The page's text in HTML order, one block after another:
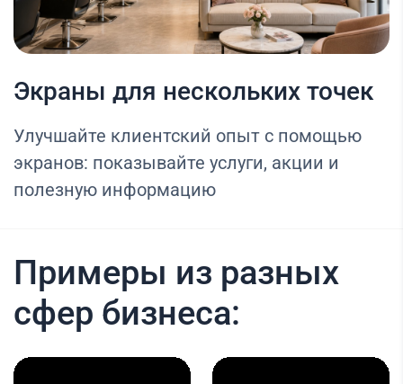
Экраны для нескольких точек
Улучшайте клиентский опыт с помощью
экранов: показывайте услуги, акции и
полезную информацию
Примеры из разных
сфер бизнеса: